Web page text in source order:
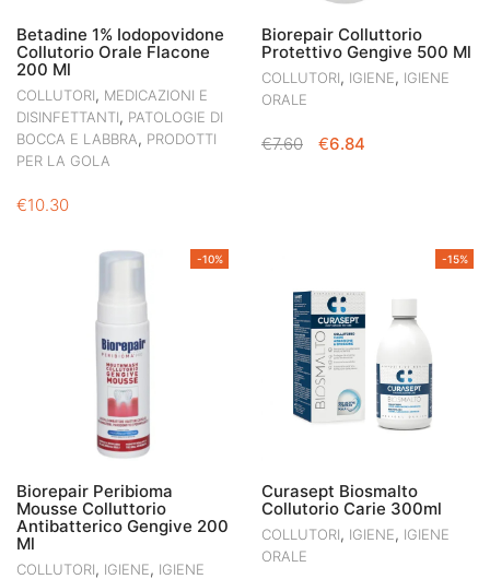
Betadine 1% Iodopovidone
Collutorio Orale Flacone
200 Ml
COLLUTORI, MEDICAZIONI E
DISINFETTANTI, PATOLOGIE DI
BOCCA E LABBRA, PRODOTTI
PER LA GOLA
€10.30
Biorepair Colluttorio
Protettivo Gengive 500 Ml
COLLUTORI, IGIENE, IGIENE
ORALE
€7.60
IL
€6.84
-10%
Biorepair Peribioma
Mousse Colluttorio
Antibatterico Gengive 200
Ml
COLLUTORI, IGIENE, IGIENE
-15%
Curasept Biosmalto
Collutorio Carie 300ml
COLLUTORI, IGIENE, IGIENE
ORALE